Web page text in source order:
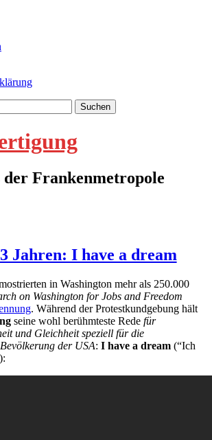
der Frankenmetropole
Jahren: I have a dream
in Washington mehr als 250.000
on Washington for Jobs and Freedom
. Während der Protestkundgebung hält
seine wohl berühmteste Rede für
und Gleichheit speziell für die
der USA: I have a dream(“Ich